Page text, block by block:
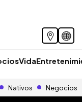
Vida
Nativos Negocios